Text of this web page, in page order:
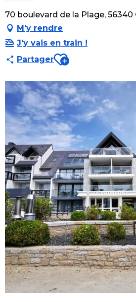
70 boulevard de la Plage, 56340
M'y rendre
J'y vais en train !
PartagerAjouter aux favoris